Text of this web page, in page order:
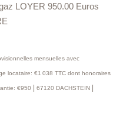
LOYER 950.00 Euros
mensuelles avec
locataire: €1 038 TTC dont honoraires
€950 | 67120 DACHSTEIN |